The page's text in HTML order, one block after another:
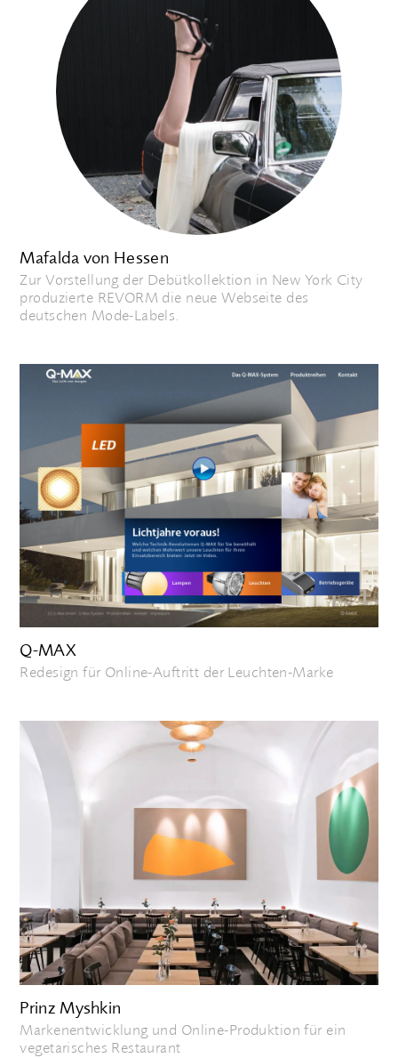
Mafalda von Hessen
Zur Vorstellung der Debütkollektion in New York City
produzierte REVORM die neue Webseite des
deutschen Mode-Labels.
Q-MAX
Redesign für Online-Auftritt der Leuchten-Marke
Prinz Myshkin
Markenentwicklung und Online-Produktion für ein
vegetarisches Restaurant